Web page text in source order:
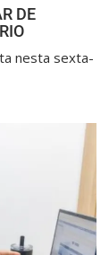
DE
nesta sexta-